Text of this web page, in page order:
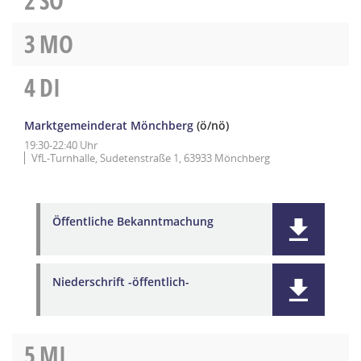
3MO
4DI
Marktgemeinderat Mönchberg (ö/nö)
19:30-22:40 Uhr
VfL-Turnhalle, Sudetenstraße 1, 63933 Mönchberg
Öffentliche Bekanntmachung
Niederschrift -öffentlich-